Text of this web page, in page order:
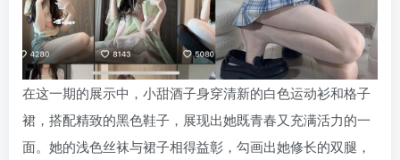
在这一期的展示中，小甜酒子身穿清新的白色运动衫和格子
裙，搭配精致的黑色鞋子，展现出她既青春又充满活力的一
面。她的浅色丝袜与裙子相得益彰，勾画出她修长的双腿，